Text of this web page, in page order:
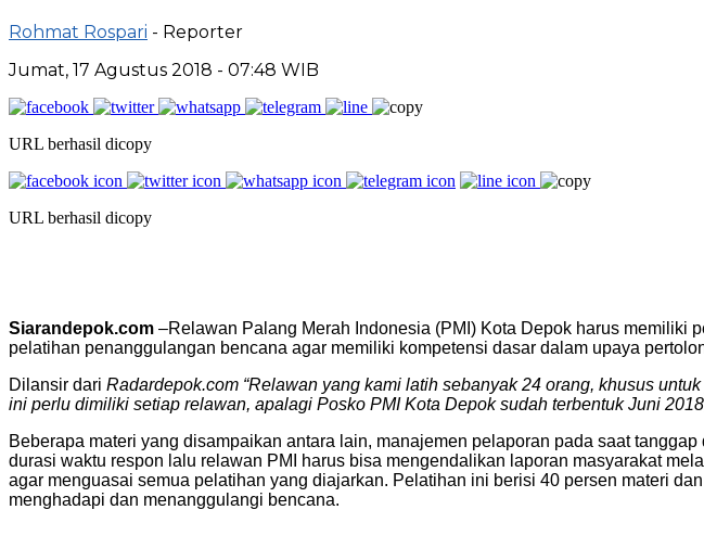
Rohmat Rospari - Reporter
Jumat, 17 Agustus 2018 - 07:48 WIB
URL berhasil dicopy
URL berhasil dicopy
Siarandepok.com –Relawan Palang Merah Indonesia (PMI) Kota Depok harus memiliki
pelatihan penanggulangan bencana agar memiliki kompetensi dasar dalam upaya
Dilansir dari Radardepok.com “Relawan yang kami latih sebanyak 24 orang, khusus untuk
ini perlu dimiliki setiap relawan, apalagi Posko PMI Kota Depoksudah terbentukJuni
Beberapa materi yang disampaikan antara lain, manajemen pelaporan pada saat
durasi waktu respon lalu relawan PMI harus bisa mengendalikan laporan masyarakat
agar menguasai semua pelatihan yang diajarkan. Pelatihan ini berisi 40 persen materi
menghadapi dan menanggulangi bencana.